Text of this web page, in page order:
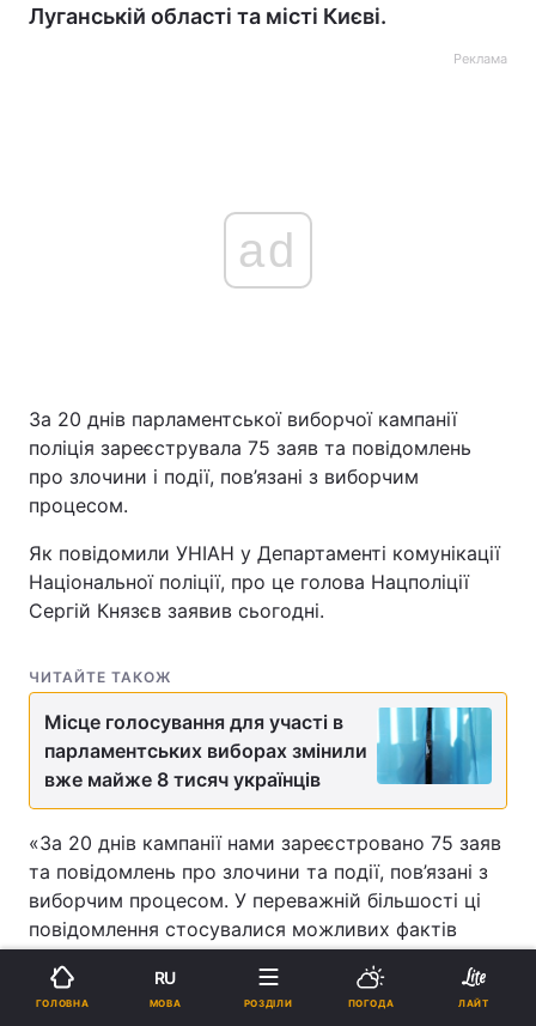
Луганській області та місті Києві.
Реклама
ad
За 20 днів парламентської виборчої кампанії
поліція зареєструвала 75 заяв та повідомлень
про злочини і події, пов’язані з виборчим
процесом.
Як повідомили УНІАН у Департаменті комунікації
Національної поліції, про це голова Нацполіції
Сергій Князєв заявив сьогодні.
ЧИТАЙТЕ ТАКОЖ
Місце голосування для участі в
парламентських виборах змінили
вже майже 8 тисяч українців
«За 20 днів кампанії нами зареєстровано 75 заяв
та повідомлень про злочини та події, пов’язані з
виборчим процесом. У переважній більшості ці
повідомлення стосувалися можливих фактів
25», – зазначив Князєв.
ГОЛОВНА
RU
МОВА РОЗДІЛИ ПОГОДА ЛАЙТ